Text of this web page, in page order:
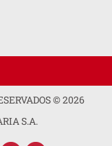
©2026
S.A.